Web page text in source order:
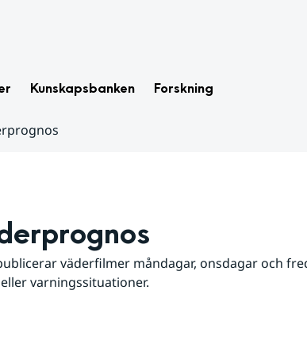
Kunskapsbanken Forskning
väderfilmer måndagar, onsdagar och
varningssituationer.